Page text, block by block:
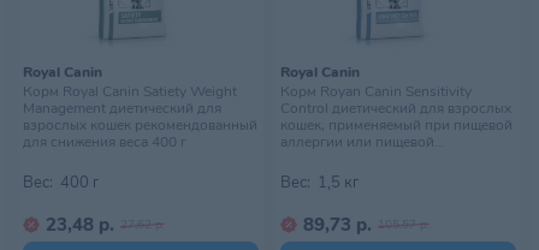
Royal Canin
Корм Royal Canin Satiety Weight
Management диетический для
взрослых кошек рекомендованный
для снижения веса 400 г
Вес: 400 г
23,48 р. 27,62 р.
Royal Canin
Корм Royan Canin Sensitivity
Control диетический для взрослых
кошек, применяемый при пищевой
аллергии или пищевой
Вес: 1,5 кг
89,73 р. 105,57 р.